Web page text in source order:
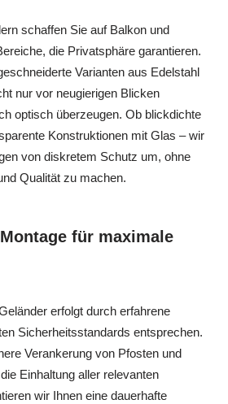
schaffen Sie auf Balkon und
die Privatsphäre garantieren.
Varianten aus Edelstahl
nur vor neugierigen Blicken
optisch überzeugen. Ob blickdichte
Konstruktionen mit Glas – wir
von diskretem Schutz um, ohne
Qualität zu machen.
für maximale
erfolgt durch erfahrene
Sicherheitsstandards entsprechen.
Verankerung von Pfosten und
Einhaltung aller relevanten
wir Ihnen eine dauerhafte